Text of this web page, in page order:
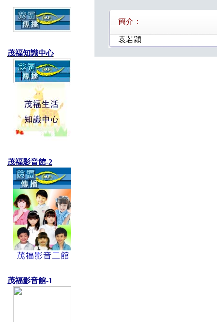
茂福知識中心
茂福影音館-2
茂福影音館-1
簡介：
袁若穎